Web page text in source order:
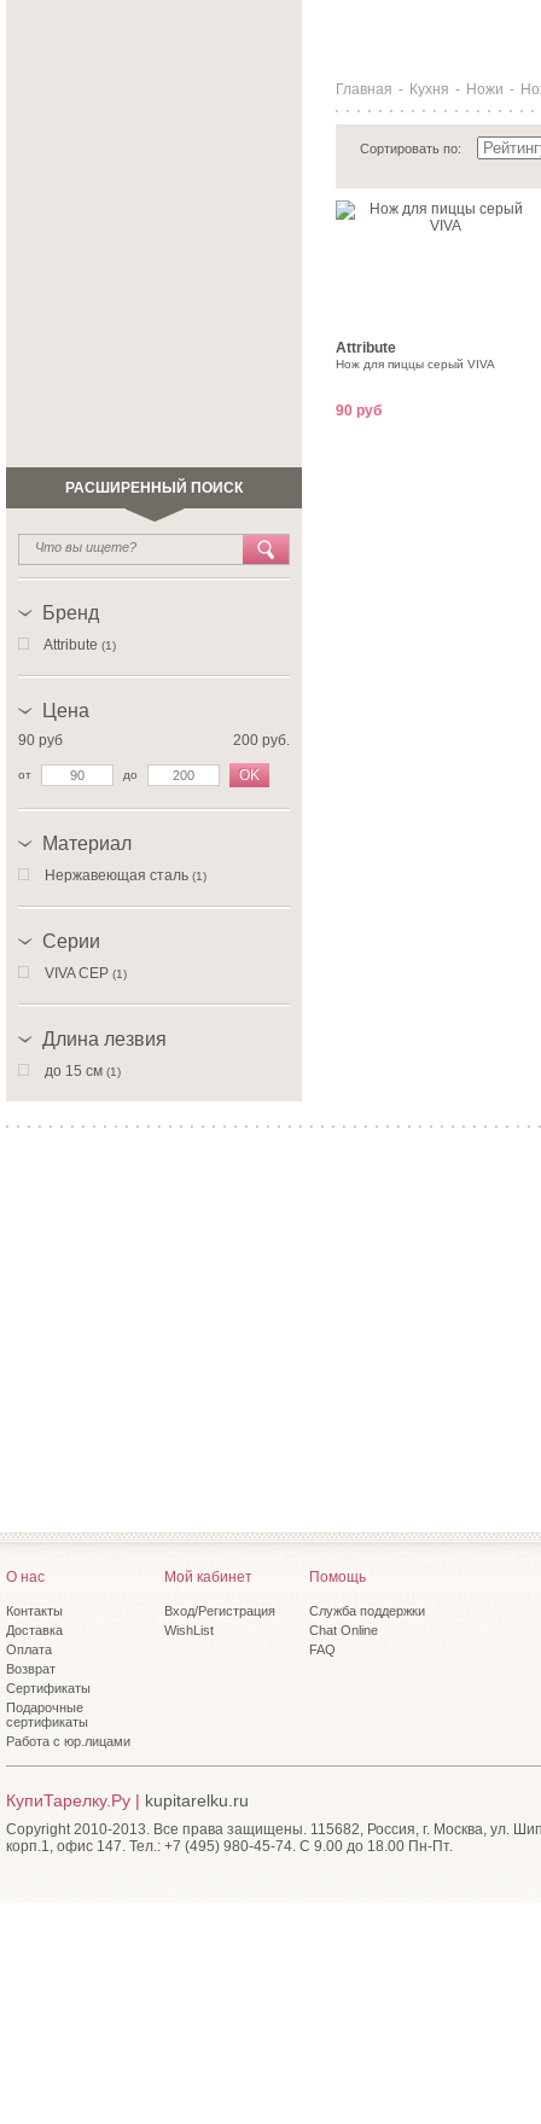
РАСШИРЕННЫЙ ПОИСК
Бренд
Attribute (1)
Цена
90 руб 200 руб.
от до OK
Материал
Нержавеющая сталь (1)
Серии
VIVA СЕР (1)
Длина лезвия
до 15 см (1)
Главная - Кухня - Ножи -
Сортировать по:
Attribute
Нож для пиццы серый VIVA
90 руб
О нас
Контакты
Доставка
Оплата
Возврат
Сертификаты
Подарочные
сертификаты
Работа с юр.лицами
Мой кабинет
Вход/Регистрация
WishList
Помощь
Служба поддержки
Chat Online
FAQ
КупиТарелку.Ру | kupitarelku.ru
Copyright 2010-2013. Все права защищены. 115682, Россия, г. Москва, ул.
корп.1, офис 147. Тел.: +7 (495) 980-45-74. С 9.00 до 18.00 Пн-Пт.